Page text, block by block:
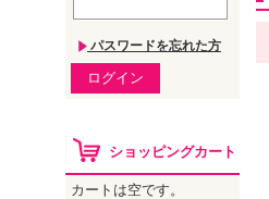
パスワードを忘れた方
ショッピングカート
カートは空です。